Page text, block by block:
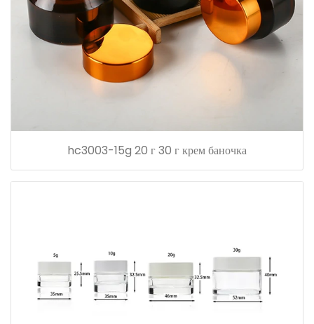
hc3003-15g 20 г 30 г крем баночка